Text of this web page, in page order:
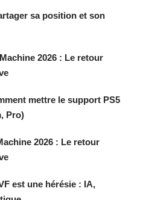
sa position et son
2026 : Le retour
mettre le support PS5
Pro)
2026 : Le retour
est une hérésie : IA,